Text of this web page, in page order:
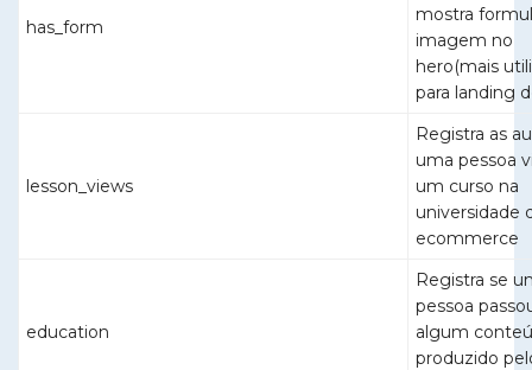
has_form
mostra
imagem no
hero(mais
para landing
lesson_views
Registra as
uma pessoa
um curso na
universidade
ecommerce
education
Registra se
pessoa
algum
produzido